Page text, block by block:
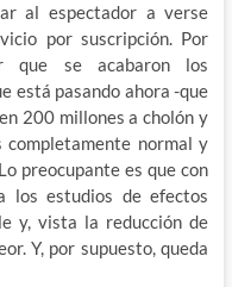
al espectador a verse
por suscripción. Por
que se acabaron los
está pasando ahora -que
200 millones a cholón y
completamente normal y
preocupante es que con
los estudios de efectos
y, vista la reducción de
Y, por supuesto, queda